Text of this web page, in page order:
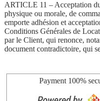
ARTICLE 11 – Acceptation
physique ou morale, de
emporte adhésion et
Conditions Générales de
par le Client, qui renonce,
document contradictoire, qui
Payment 100%